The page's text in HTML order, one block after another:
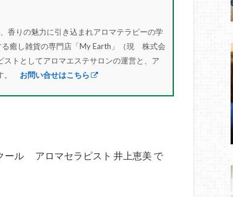
香りの魅力に引き込まれアロマテラピーの学
癒し雑貨の専門店「My Earth」（現 株式会
トとしてアロマエステサロンの運営と、ア
。 お問い合せはこちら
ール アロマセラピスト 井上恵美 で